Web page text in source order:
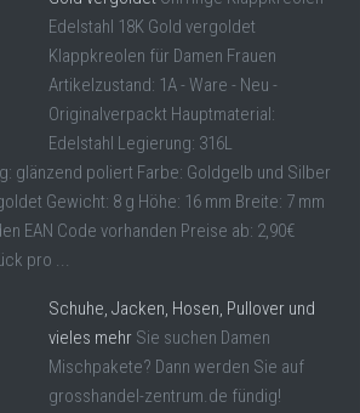
Edelstahl 18K Gold vergoldet
Klappkreolen für Damen Frauen
Artikelzustand: 1A - Ware - Neu -
Originalverpackt Hauptmaterial:
Edelstahl Legierung: 316L
glänzend poliert Farbe: Goldgelb und Silber
Gewicht: 8 g Höhe: 16 mm Breite: 7 mm
EAN Code vorhanden Preise ab: 2,90€
pro ...
Schuhe, Jacken, Hosen, Pullover und
vieles mehr Sie suchen Damen
Mischpakete? Dann werden Sie auf
grosshandel-zentrum.de fündig!